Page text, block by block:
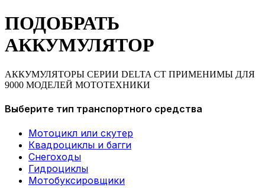
ПОДОБРАТЬ
АККУМУЛЯТОР
АККУМУЛЯТОРЫ СЕРИИ DELTA CT ПРИМЕНИМЫ ДЛЯ
9000 МОДЕЛЕЙ МОТОТЕХНИКИ
Выберите тип транспортного средства
Мотоцикл или скутер
Квадроциклы и багги
Снегоходы
Гидроциклы
Мотобуксировщики